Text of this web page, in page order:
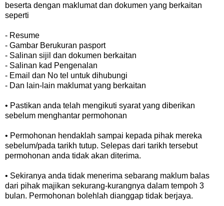
beserta dengan maklumat dan dokumen yang berkaitan
seperti
- Resume
- Gambar Berukuran pasport
- Salinan sijil dan dokumen berkaitan
- Salinan kad Pengenalan
- Email dan No tel untuk dihubungi
- Dan lain-lain maklumat yang berkaitan
• Pastikan anda telah mengikuti syarat yang diberikan
sebelum menghantar permohonan
• Permohonan hendaklah sampai kepada pihak mereka
sebelum/pada tarikh tutup. Selepas dari tarikh tersebut
permohonan anda tidak akan diterima.
• Sekiranya anda tidak menerima sebarang maklum balas
dari pihak majikan sekurang-kurangnya dalam tempoh 3
bulan. Permohonan bolehlah dianggap tidak berjaya.